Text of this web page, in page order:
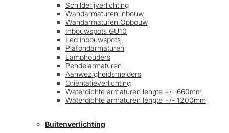
Schilderijverlichting
Wandarmaturen inbouw
Wandarmaturen Opbouw
Inbouwspots GU10
Led inbouwspots
Plafondarmaturen
Lamphouders
Pendelarmaturen
Aanwezigheidsmelders
Oriëntatieverlichting
Waterdichte armaturen lengte +/- 660mm
Waterdichte armaturen lengte +/- 1200mm
Buitenverlichting